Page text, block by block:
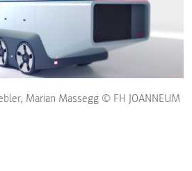
Marian Massegg © FH JOANNEUM